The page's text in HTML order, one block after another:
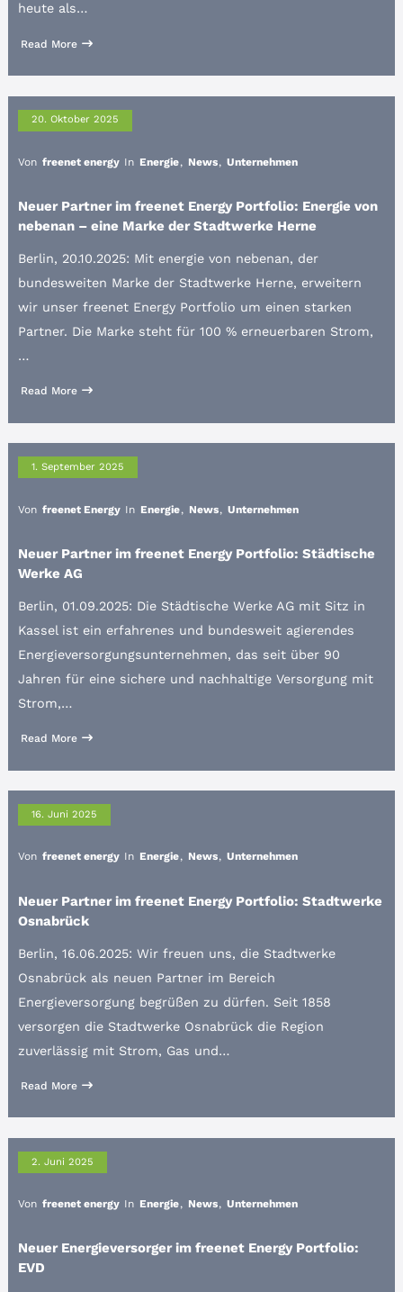
heute als…
Read More
20. Oktober 2025
Von freenet energy In Energie, News, Unternehmen
Neuer Partner im freenet Energy Portfolio: Energie von
nebenan – eine Marke der Stadtwerke Herne
Berlin, 20.10.2025: Mit energie von nebenan, der
bundesweiten Marke der Stadtwerke Herne, erweitern
wir unser freenet Energy Portfolio um einen starken
Partner. Die Marke steht für 100 % erneuerbaren Strom,
…
Read More
1. September 2025
Von freenet Energy In Energie, News, Unternehmen
Neuer Partner im freenet Energy Portfolio: Städtische
Werke AG
Berlin, 01.09.2025: Die Städtische Werke AG mit Sitz in
Kassel ist ein erfahrenes und bundesweit agierendes
Energieversorgungsunternehmen, das seit über 90
Jahren für eine sichere und nachhaltige Versorgung mit
Strom,…
Read More
16. Juni 2025
Von freenet energy In Energie, News, Unternehmen
Neuer Partner im freenet Energy Portfolio: Stadtwerke
Osnabrück
Berlin, 16.06.2025: Wir freuen uns, die Stadtwerke
Osnabrück als neuen Partner im Bereich
Energieversorgung begrüßen zu dürfen. Seit 1858
versorgen die Stadtwerke Osnabrück die Region
zuverlässig mit Strom, Gas und…
Read More
2. Juni 2025
Von freenet energy In Energie, News, Unternehmen
Neuer Energieversorger im freenet Energy Portfolio:
EVD